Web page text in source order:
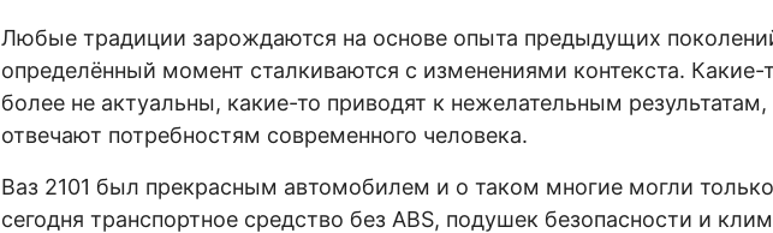
Любые традиции зарождаются на основе опыта предыдущих
определённый момент сталкиваются с изменениями контекста.
более не актуальны, какие-то приводят к нежелательным результатам,
отвечают потребностям современного человека.
Ваз 2101 был прекрасным автомобилем и о таком многие могли
сегодня транспортное средство без ABS, подушек безопасности и